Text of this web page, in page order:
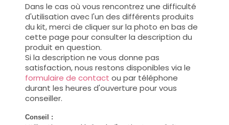
Dans le cas où vous rencontrez une difficulté
d'utilisation avec l'un des différents produits
du kit, merci de cliquer sur la photo en bas de
cette page pour consulter la description du
produit en question.
Si la description ne vous donne pas
satisfaction, nous restons disponibles via le
formulaire de contactou par téléphone
durant les heures d'ouverture pour vous
conseiller.
Conseil :